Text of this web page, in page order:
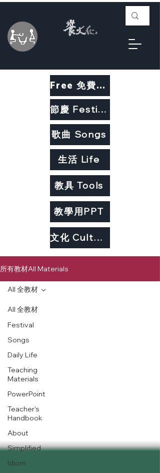
Free 免費教材
教具 Tools
節慶 Festivals
生活 Life
歌曲 Songs
教學用PPT
文化 Culture
所有教材All Materials
All 全教材
Festival
Songs
Daily Life
Teaching
Materials
PowerPoint
Teacher's
Handbook
About
Simplified
Idiom
All 全教材